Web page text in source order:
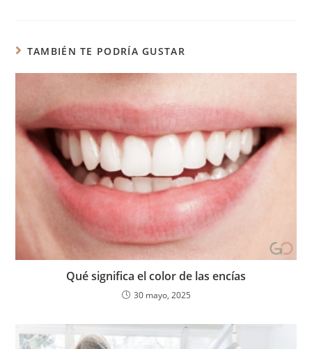
TAMBIÉN TE PODRÍA GUSTAR
Qué significa el color de las encías
30 mayo, 2025